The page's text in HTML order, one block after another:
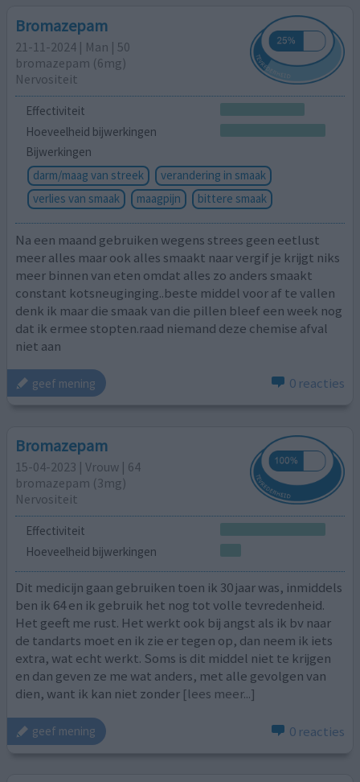
Bromazepam
21-11-2024 | Man | 50
bromazepam (6mg)
Nervositeit
Effectiviteit
Hoeveelheid bijwerkingen
Bijwerkingen
darm/maag van streek
verandering in smaak
verlies van smaak
maagpijn bittere smaak
Na een maand gebruiken wegens strees geen eetlust
meer alles maar ook alles smaakt naar vergif je krijgt niks
meer binnen van eten omdat alles zo anders smaakt
constant kotsneuginging..beste middel voor af te vallen
denk ik maar die smaak van die pillen bleef een week nog
dat ik ermee stopten.raad niemand deze chemise afval
niet aan
geef mening 0 reacties
Bromazepam
15-04-2023 | Vrouw | 64
bromazepam (3mg)
Nervositeit
Effectiviteit
Hoeveelheid bijwerkingen
Dit medicijn gaan gebruiken toen ik 30 jaar was, inmiddels
ben ik 64 en ik gebruik het nog tot volle tevredenheid.
Het geeft me rust. Het werkt ook bij angst als ik bv naar
de tandarts moet en ik zie er tegen op, dan neem ik iets
extra, wat echt werkt. Soms is dit middel niet te krijgen
en dan geven ze me wat anders, met alle gevolgen van
dien, want ik kan niet zonder [lees meer...]
geef mening 0 reacties